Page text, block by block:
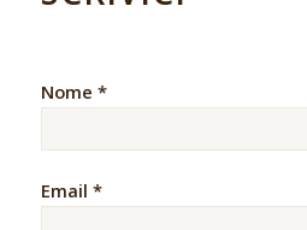
Nome *
Email *